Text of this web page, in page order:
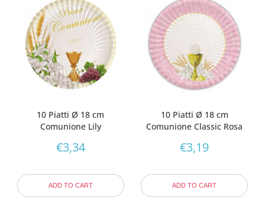
10 Piatti Ø 18 cm
Comunione Lily
€3,34
ADD TO CART
10 Piatti Ø 18 cm
Comunione Classic Rosa
€3,19
ADD TO CART